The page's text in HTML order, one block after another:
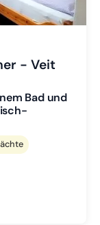
- Veit
Bad und